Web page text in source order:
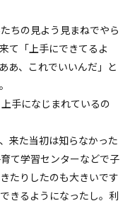
ちの見よう見まねでやら
て「上手にできてるよ
あ、これでいいんだ」と
手になじまれているの
来た当初は知らなかった
て学習センターなどで子
たりしたのも大きいです
きるようになったし。利